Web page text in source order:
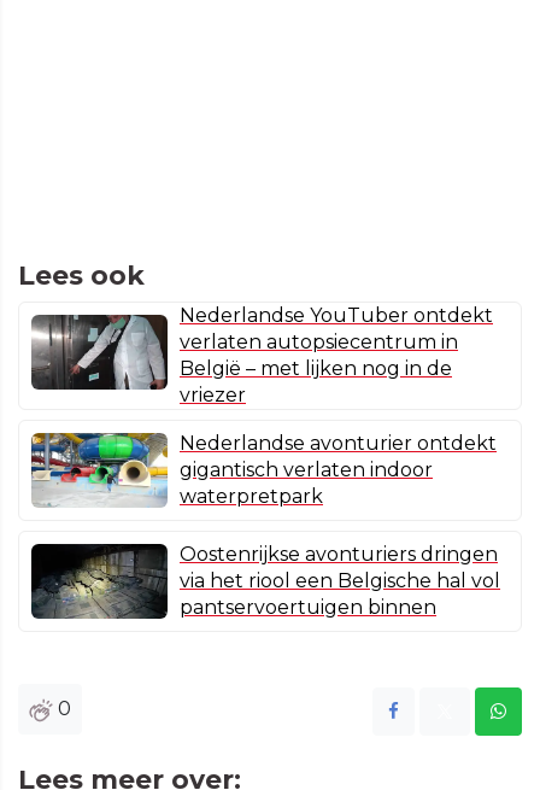
Lees ook
Nederlandse YouTuber ontdekt
verlaten autopsiecentrum in
België – met lijken nog in de
vriezer
Nederlandse avonturier ontdekt
gigantisch verlaten indoor
waterpretpark
Oostenrijkse avonturiers dringen
via het riool een Belgische hal vol
pantservoertuigen binnen
0
Lees meer over: